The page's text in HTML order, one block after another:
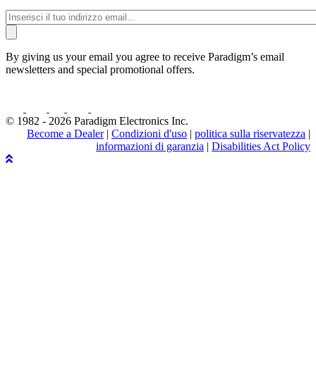
By giving us your email you agree to receive Paradigm’s email
newsletters and special promotional offers.
© 1982 - 2026 Paradigm Electronics Inc.
Become a Dealer| Condizioni d'uso | politica sulla riservatezza |
informazioni di garanzia | Disabilities Act Policy